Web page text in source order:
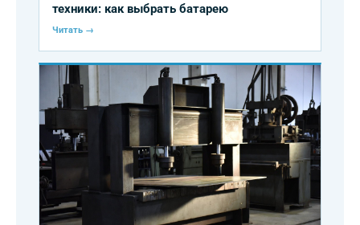
техники: как выбрать батарею
Читать →